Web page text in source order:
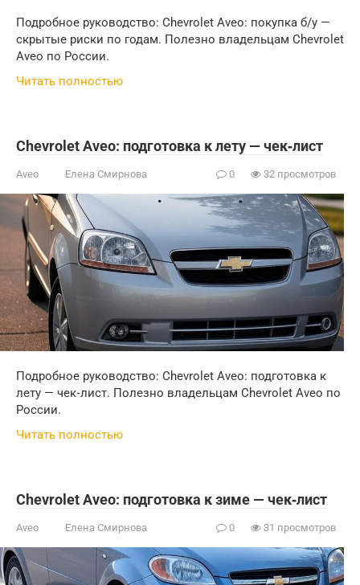
Подробное руководство: Chevrolet Aveo: покупка б/у —
скрытые риски по годам. Полезно владельцам Chevrolet
Aveo по России.
Читать полностью
Chevrolet Aveo: подготовка к лету — чек‑лист
Aveo Елена Смирнова 0 32 просмотров
Подробное руководство: Chevrolet Aveo: подготовка к
лету — чек‑лист. Полезно владельцам Chevrolet Aveo по
России.
Читать полностью
Chevrolet Aveo: подготовка к зиме — чек‑лист
Aveo Елена Смирнова 0 31 просмотров